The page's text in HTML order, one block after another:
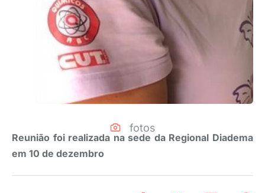
fotos
Reunião foi realizada na sede da Regional Diadema
em 10 de dezembro